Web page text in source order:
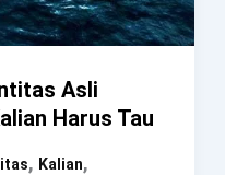
Asli
Harus Tau
, Kalian,